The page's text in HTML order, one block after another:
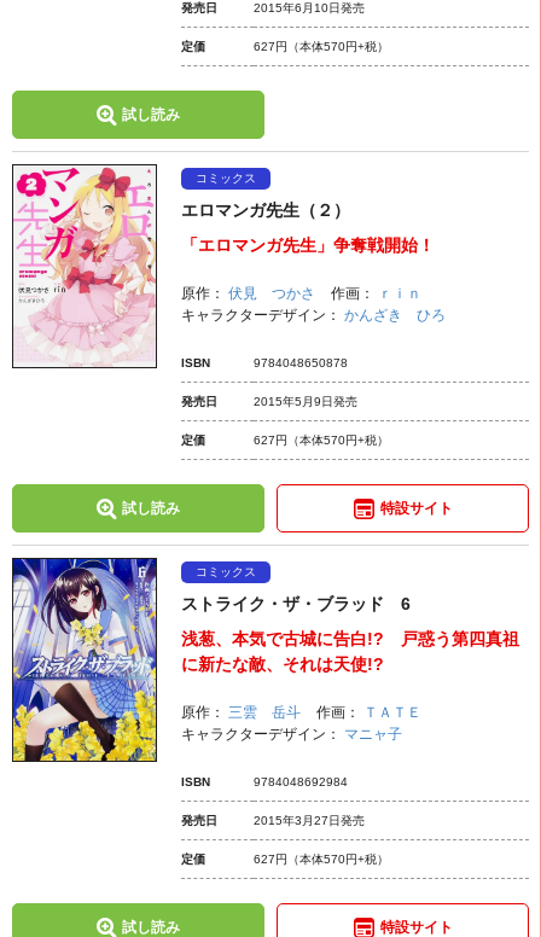
発売日 2015年6月10日発売
定価 627円 （本体570円+税）
試し読み
コミックス
エロマンガ先生（２）
「エロマンガ先生」争奪戦開始！
原作： 伏見 つかさ 作画：
ｒｉｎ
キャラクターデザイン： かんざき ひろ
ISBN 9784048650878
発売日 2015年5月9日発売
定価 627円 （本体570円+税）
試し読み 特設サイト
コミックス
ストライク・ザ・ブラッド 6
浅葱、本気で古城に告白!? 戸惑う第四真祖
に新たな敵、それは天使!?
原作： 三雲 岳斗 作画：
ＴＡＴＥ
キャラクターデザイン： マニャ子
ISBN 9784048692984
発売日 2015年3月27日発売
定価 627円 （本体570円+税）
試し読み 特設サイト